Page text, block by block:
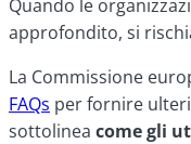
Quando le
approfondito, si
La Commissione
FAQs per fornire
sottolinea come gli